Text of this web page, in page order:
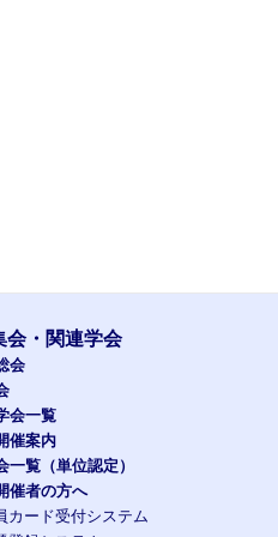
会・関連学会
会
会一覧
催案内
一覧（単位認定）
催者の方へ
カード受付システム